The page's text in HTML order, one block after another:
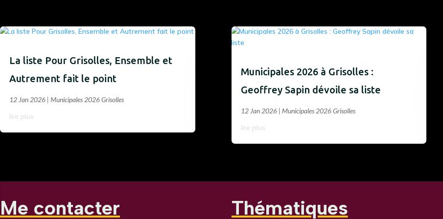
La liste Pour Grisolles, Ensemble et
Autrement fait le point
12 Jan 2026 | Municipales 2026 Grisolles
lire plus
Municipales 2026 à Grisolles :
Geoffrey Sapin dévoile sa liste
12 Jan 2026| Municipales 2026 Grisolles
lire plus
Me contacter Thématiques